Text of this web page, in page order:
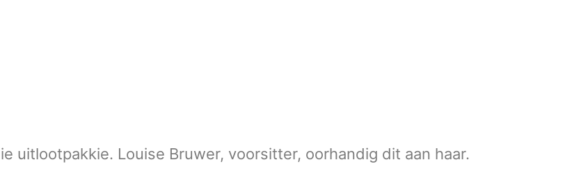
uitlootpakkie. Louise Bruwer, voorsitter, oorhandig dit aan haar.